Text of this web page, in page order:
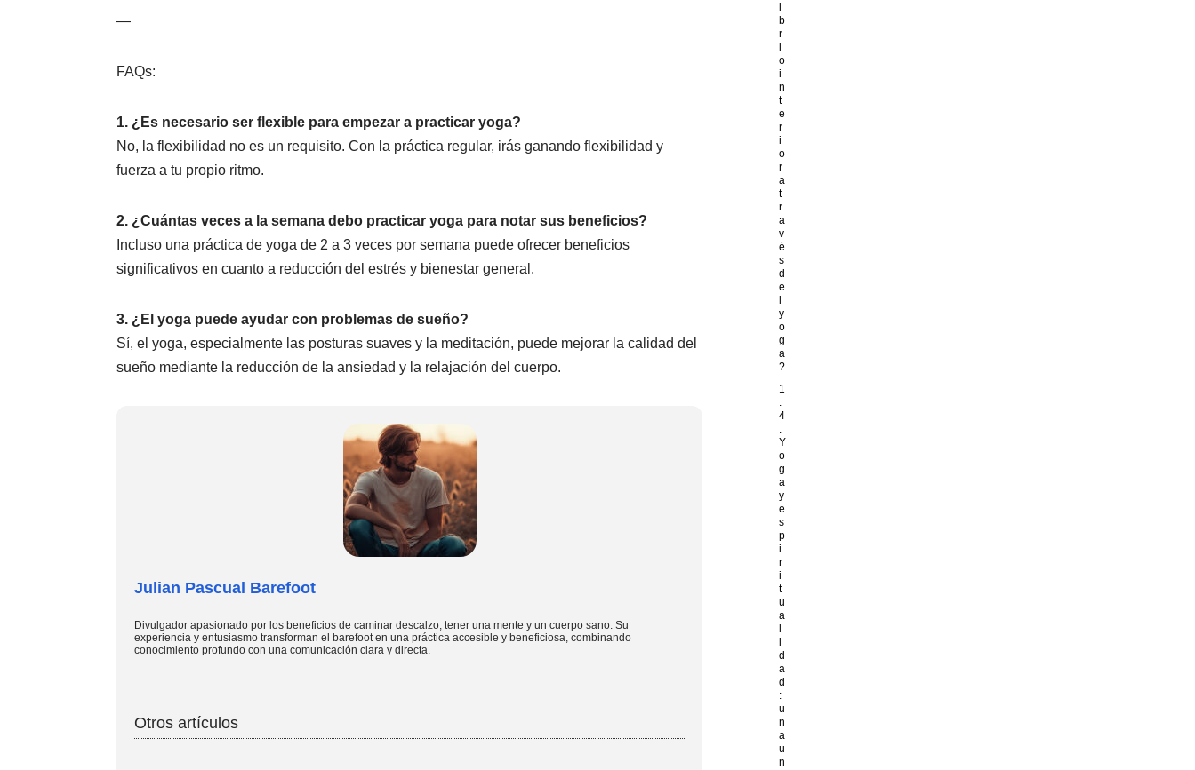
—
FAQs:
1. ¿Es necesario ser flexible para empezar a practicar yoga?
No, la flexibilidad no es un requisito. Con la práctica regular, irás ganando flexibilidad y
fuerza a tu propio ritmo.
2. ¿Cuántas veces a la semana debo practicar yoga para notar sus beneficios?
Incluso una práctica de yoga de 2 a 3 veces por semana puede ofrecer beneficios
significativos en cuanto a reducción del estrés y bienestar general.
3. ¿El yoga puede ayudar con problemas de sueño?
Sí, el yoga, especialmente las posturas suaves y la meditación, puede mejorar la calidad del
sueño mediante la reducción de la ansiedad y la relajación del cuerpo.
Julian Pascual Barefoot
Divulgador apasionado por los beneficios de caminar descalzo, tener una mente y un cuerpo sano. Su
experiencia y entusiasmo transforman el barefoot en una práctica accesible y beneficiosa, combinando
conocimiento profundo con una comunicación clara y directa.
Otros artículos
i
b
r
i
o
i
n
t
e
r
i
o
r
a
t
r
a
v
é
s
d
e
y
o
g
a
?
1
.
4
.
Y
o
g
a
y
e
s
p
i
r
i
t
u
a
i
d
a
d
:
u
n
a
u
n